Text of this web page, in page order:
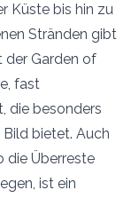
Küste bis hin zu
Stränden gibt
der Garden of
fast
die besonders
bietet. Auch
die Überreste
ist ein